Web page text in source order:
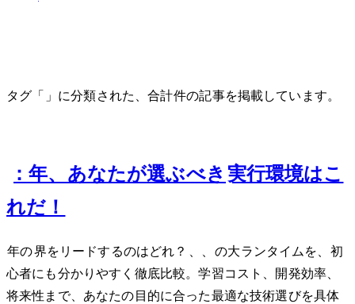
タグ「Bun」に分類された、合計 2 件の記事を掲載しています。
Bun vs Node.js vs Deno：2025年、あなたが選ぶべきJavaScript実行環境はこ
れだ！
2025年のJavaScript界をリードするのはどれ？Node.js、Deno、Bunの3大ランタイムを、初
心者にも分かりやすく徹底比較。学習コスト、開発効率、
将来性まで、あなたの目的に合った最適な技術選びを具体